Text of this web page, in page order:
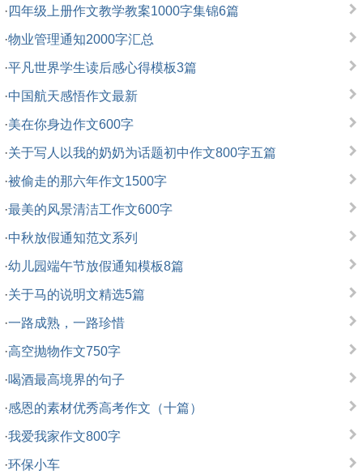
· 四年级上册作文教学教案1000字集锦6篇
·物业管理通知2000字汇总
·平凡世界学生读后感心得模板3篇
·中国航天感悟作文最新
·美在你身边作文600字
·关于写人以我的奶奶为话题初中作文800字五篇
·被偷走的那六年作文1500字
·最美的风景清洁工作文600字
·中秋放假通知范文系列
·幼儿园端午节放假通知模板8篇
·关于马的说明文精选5篇
·一路成熟，一路珍惜
·高空抛物作文750字
·喝酒最高境界的句子
·感恩的素材优秀高考作文（十篇）
·我爱我家作文800字
·环保小车